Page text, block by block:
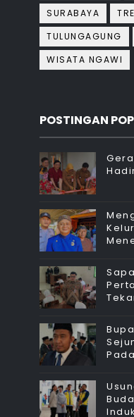
SURABAYA
TULUNGAGUNG
WISATA NGAWI
POSTINGAN